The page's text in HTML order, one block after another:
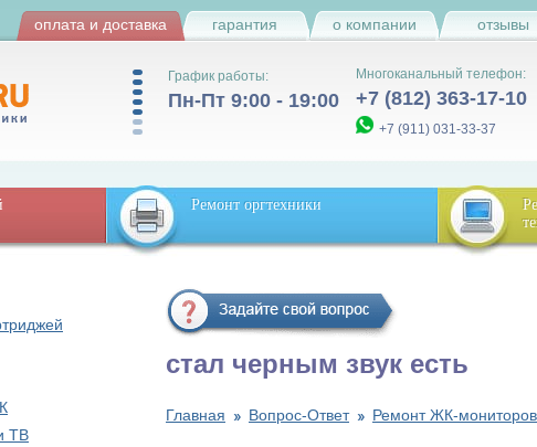
оплата и доставка гарантия о компании отзывы
График работы:
Пн-Пт 9:00 - 19:00
Многоканальный телефон:
+7 (812) 363-17-10
+7 (911) 031-33-37
Ремонт оргтехники
ТВ
стал черным звук есть
Главная Вопрос-Ответ Ремонт ЖК-